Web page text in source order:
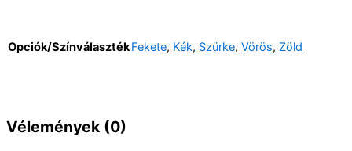
Opciók/SzínválasztékFekete, Kék, Szürke, Vörös, Zöld
Vélemények (0)